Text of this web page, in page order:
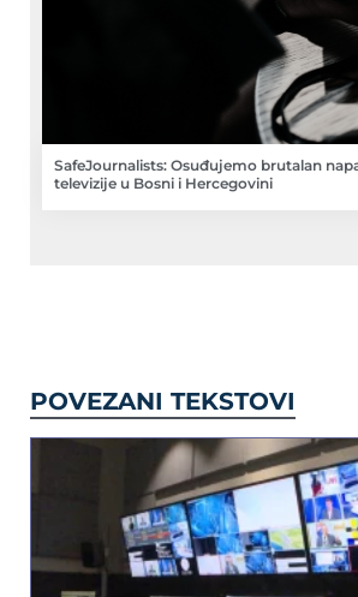
SafeJournalists: Osuđujemo brutalan
televizije u Bosni i Hercegovini
POVEZANI TEKSTOVI